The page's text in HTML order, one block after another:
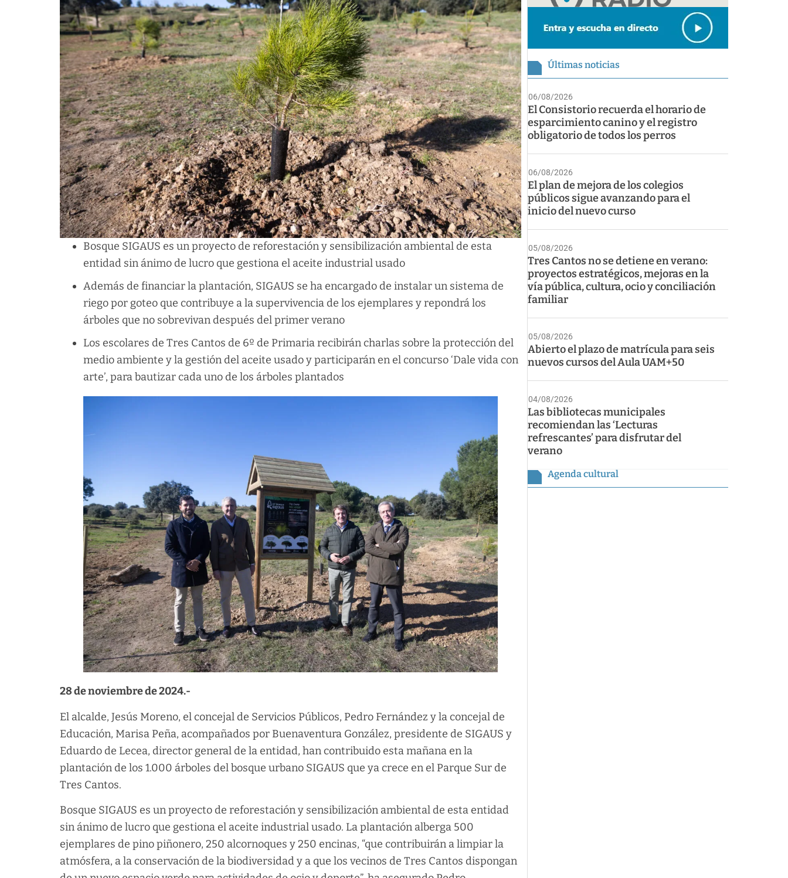
Bosque SIGAUS es un proyecto de reforestación y sensibilización ambiental de esta
entidad sin ánimo de lucro que gestiona el aceite industrial usado
Además de financiar la plantación, SIGAUS se ha encargado de instalar un sistema de
riego por goteo que contribuye a la supervivencia de los ejemplares y repondrá los
árboles que no sobrevivan después del primer verano
Los escolares de Tres Cantos de 6º de Primaria recibirán charlas sobre la protección del
medio ambiente y la gestión del aceite usado y participarán en el concurso ‘Dale vida con
arte’, para bautizar cada uno de los árboles plantados
28 de noviembre de 2024.-
El alcalde, Jesús Moreno, el concejal de Servicios Públicos, Pedro Fernández y la concejal de
Educación, Marisa Peña, acompañados por Buenaventura González, presidente de SIGAUS y
Eduardo de Lecea, director general de la entidad, han contribuido esta mañana en la
plantación de los 1.000 árboles del bosque urbano SIGAUS que ya crece en el Parque Sur de
Tres Cantos.
Bosque SIGAUS es un proyecto de reforestación y sensibilización ambiental de esta entidad
sin ánimo de lucro que gestiona el aceite industrial usado. La plantación alberga 500
ejemplares de pino piñonero, 250 alcornoques y 250 encinas, “que contribuirán a limpiar la
atmósfera, a la conservación de la biodiversidad y a que los vecinos de Tres Cantos dispongan
Últimas noticias
06/08/2026
El Consistorio recuerda el horario de
esparcimiento canino y el registro
obligatorio de todos los perros
06/08/2026
El plan de mejora de los colegios
públicos sigue avanzando para el
inicio del nuevo curso
05/08/2026
Tres Cantos no se detiene en verano:
proyectos estratégicos, mejoras en la
vía pública, cultura, ocio y conciliación
familiar
05/08/2026
Abierto el plazo de matrícula para seis
nuevos cursos del Aula UAM+50
04/08/2026
Las bibliotecas municipales
recomiendan las ‘Lecturas
refrescantes’ para disfrutar del
verano
Agenda cultural